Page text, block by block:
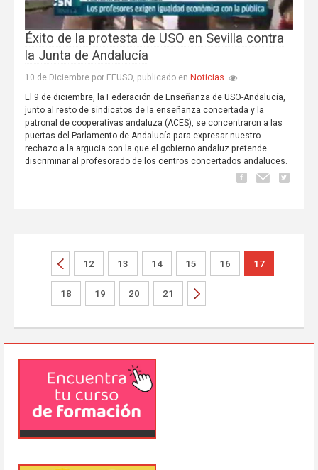
Éxito de la protesta de USO en Sevilla contra
la Junta de Andalucía
10 de Diciembre por FEUSO, publicado en Noticias
El 9 de diciembre, la Federación de Enseñanza de USO-Andalucía,
junto al resto de sindicatos de la enseñanza concertada y la
patronal de cooperativas andaluza (ACES), se concentraron a las
puertas del Parlamento de Andalucía para expresar nuestro
rechazo a la argucia con la que el gobierno andaluz pretende
discriminar al profesorado de los centros concertados andaluces.
12 13 14 15 16 17
18 19 20 21